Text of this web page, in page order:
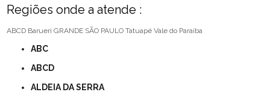
Regiões onde a atende :
ABCD Barueri GRANDE SÃO PAULO Tatuapé Vale do Paraíba
ABC
ABCD
ALDEIA DA SERRA